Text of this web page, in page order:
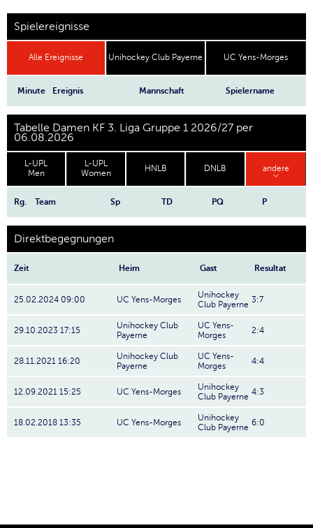
Spielereignisse
Alle Ereignisse Unihockey Club Payerne UC Yens-Morges
Minute Ereignis Mannschaft Spielername
Tabelle Damen KF 3. Liga Gruppe 1 2026/27 per
06.08.2026
L-UPL
Men
L-UPL
Women
HNLB DNLB andere
Rg. Team Sp TD PQ P
Direktbegegnungen
Zeit Heim Gast Resultat
25.02.2024 09:00 UC Yens-Morges
Unihockey
Club Payerne 3:7
29.10.2023 17:15
Unihockey Club
Payerne
UC Yens-
Morges
2:4
28.11.2021 16:20
Unihockey Club
Payerne
UC Yens-
Morges
4:4
12.09.2021 15:25 UC Yens-Morges
Unihockey
Club Payerne 4:3
18.02.2018 13:35 UC Yens-Morges
Unihockey
Club Payerne 6:0